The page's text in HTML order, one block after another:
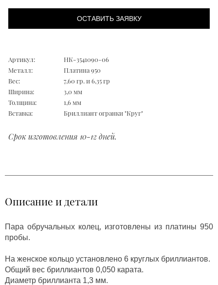
ОСТАВИТЬ ЗАЯВКУ
Артикул:
НК-3541090-06
Металл:
Платина 950
Вес:
7,60 гр. и 6,35 гр
Ширина:
3,0 мм
Толщина:
1,6 мм
Вставка:
Бриллиант огранки "Круг"
Срок изготовления 10-12 дней.
Описание и детали
Пара обручальных колец, изготовлены из платины 950
пробы.
На женское кольцо установлено 6 круглых бриллиантов.
Общий вес бриллиантов 0,050 карата.
Диаметр бриллианта 1,3 мм.